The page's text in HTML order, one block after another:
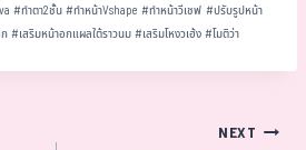
#ทำตา2ชั้น#ทำหน้าVshape #ทำหน้าวีเชฟ #ปรับรูปหน้า
#เสริมหน้าอกแผลใต้ราวนม#เสริมโหงวเฮ้ง #โมติว่า
NEXT